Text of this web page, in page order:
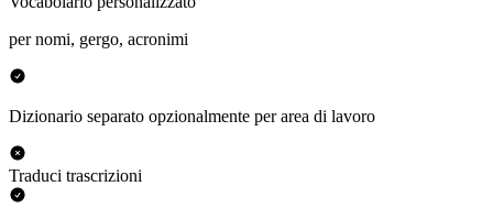
per nomi, gergo, acronimi
Dizionario separato opzionalmente per area di lavoro
Traduci trascrizioni